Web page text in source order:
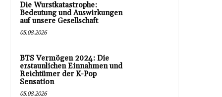
Die Wurstkatastrophe:
Bedeutung und Auswirkungen
auf unsere Gesellschaft
05.08.2026
BTS Vermögen 2024: Die
erstaunlichen Einnahmen und
Reichtümer der K-Pop
Sensation
05.08.2026